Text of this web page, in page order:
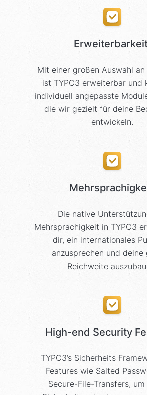
Mit einer großen Auswahl an
ist TYPO3 erweiterbar und
individuell angepasste
die wir gezielt für deine
entwickeln.
Die native
Mehrsprachigkeit in TYPO3
dir, ein internationales
anzusprechen und deine
Reichweite
High-end Security
TYPO3’s Sicherheits
Features wie Salted
Secure-File-Transfers,